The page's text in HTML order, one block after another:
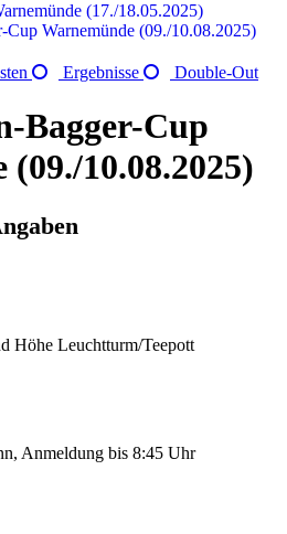
(17./18.05.2025)
Cup Warnemünde (09./10.08.2025)
Ergebnisse Double-Out
Bagger-Cup
10.08.2025)
Höhe Leuchtturm/Teepott
Anmeldung bis 8:45 Uhr